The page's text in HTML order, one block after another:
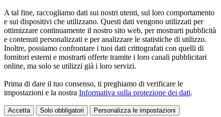
A tal fine, raccogliamo dati sui nostri utenti, sul loro comportamento
e sui dispositivi che utilizzano. Questi dati vengono utilizzati per
ottimizzare continuamente il nostro sito web, per mostrarti pubblicità
e contenuti personalizzati e per analizzare le statistiche di utilizzo.
Inoltre, possiamo confrontare i tuoi dati crittografati con quelli di
fornitori esterni e mostrarti offerte tramite i loro canali pubblicitari
online, ma solo se utilizzi già i loro servizi.
Prima di dare il tuo consenso, ti preghiamo di verificare le
impostazioni e la nostra Informativa sulla protezione dei dati.
Accetta Solo obbligatori Personalizza le impostazioni